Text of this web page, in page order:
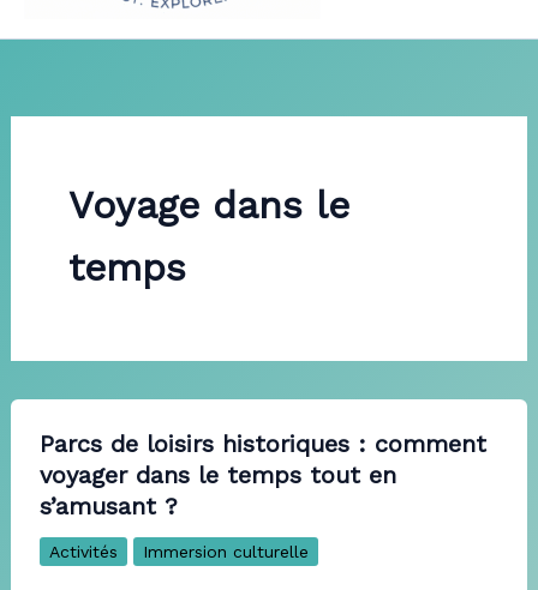
Voyage dans le
temps
Parcs de loisirs historiques : comment
voyager dans le temps tout en
s’amusant ?
Activités Immersion culturelle